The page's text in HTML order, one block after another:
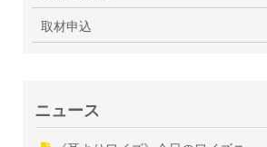
取材申込
ニュース